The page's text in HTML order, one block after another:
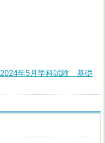
2024年5月学科試験 基礎